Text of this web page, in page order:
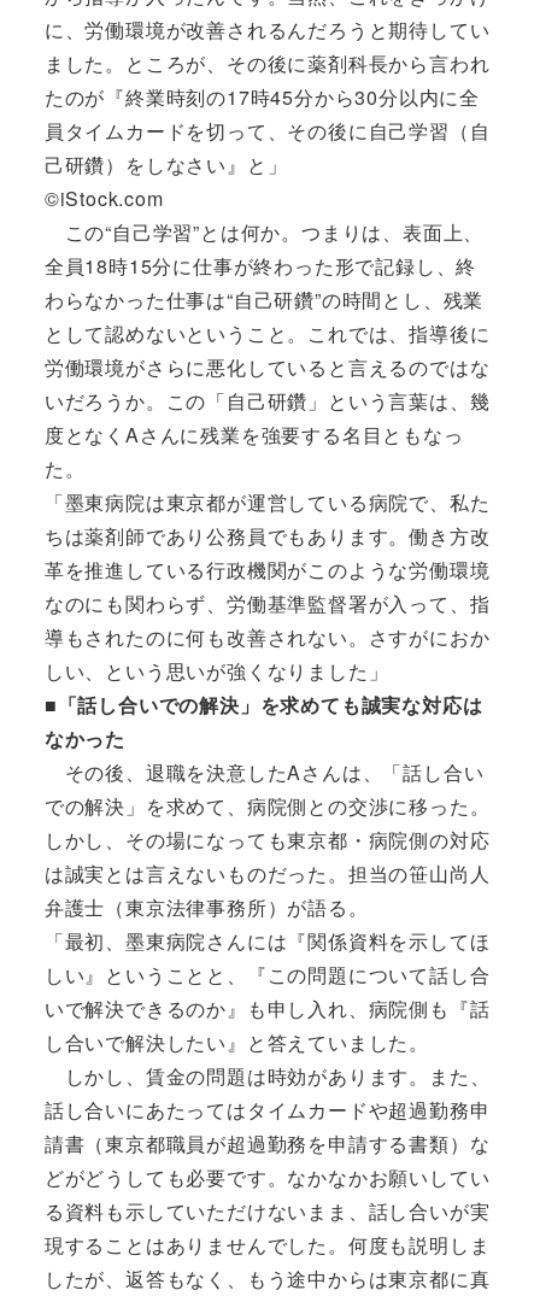
に、労働環境が改善されるんだろうと期待してい
ました。ところが、その後に薬剤科長から言われ
たのが『終業時刻の17時45分から30分以内に全
員タイムカードを切って、その後に自己学習（自
己研鑽）をしなさい』と」
©iStock.com
この“自己学習”とは何か。つまりは、表面上、
全員18時15分に仕事が終わった形で記録し、終
わらなかった仕事は“自己研鑽”の時間とし、残業
として認めないということ。これでは、指導後に
労働環境がさらに悪化していると言えるのではな
いだろうか。この「自己研鑽」という言葉は、幾
度となくAさんに残業を強要する名目ともなっ
た。
「墨東病院は東京都が運営している病院で、私た
ちは薬剤師であり公務員でもあります。働き方改
革を推進している行政機関がこのような労働環境
なのにも関わらず、労働基準監督署が入って、指
導もされたのに何も改善されない。さすがにおか
しい、という思いが強くなりました」
■「話し合いでの解決」を求めても誠実な対応は
なかった
その後、退職を決意したAさんは、「話し合い
での解決」を求めて、病院側との交渉に移った。
しかし、その場になっても東京都・病院側の対応
は誠実とは言えないものだった。担当の笹山尚人
弁護士（東京法律事務所）が語る。
「最初、墨東病院さんには『関係資料を示してほ
しい』ということと、『この問題について話し合
いで解決できるのか』も申し入れ、病院側も『話
し合いで解決したい』と答えていました。
しかし、賃金の問題は時効があります。また、
話し合いにあたってはタイムカードや超過勤務申
請書（東京都職員が超過勤務を申請する書類）な
どがどうしても必要です。なかなかお願いしてい
る資料も示していただけないまま、話し合いが実
現することはありませんでした。何度も説明しま
したが、返答もなく、もう途中からは東京都に真